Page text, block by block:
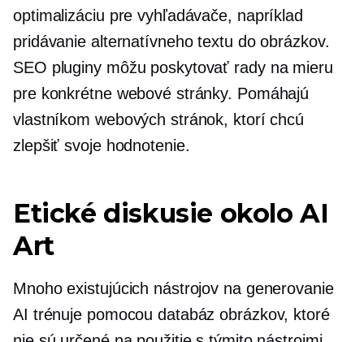
optimalizáciu pre vyhľadávače, napríklad
pridávanie alternatívneho textu do obrázkov.
SEO pluginy môžu poskytovať rady na mieru
pre konkrétne webové stránky. Pomáhajú
vlastníkom webových stránok, ktorí chcú
zlepšiť svoje hodnotenie.
Etické diskusie okolo AI
Art
Mnoho existujúcich nástrojov na generovanie
AI trénuje pomocou databáz obrázkov, ktoré